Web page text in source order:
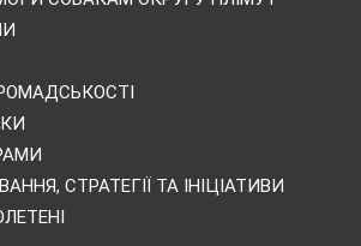
СТРАТЕГІЇ ТА ІНІЦІАТИВИ